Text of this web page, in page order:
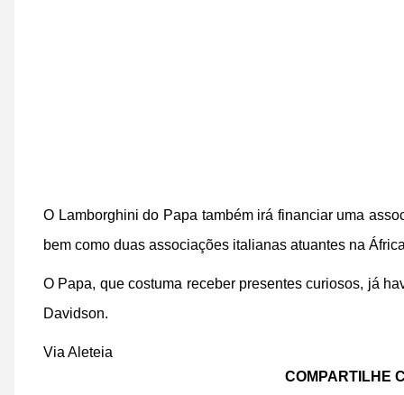
O Lamborghini do Papa também irá financiar uma
bem como duas associações italianas atuantes na
O Papa, que costuma receber presentes curiosos, já
Davidson.
Via Aleteia
COMPARTILHE